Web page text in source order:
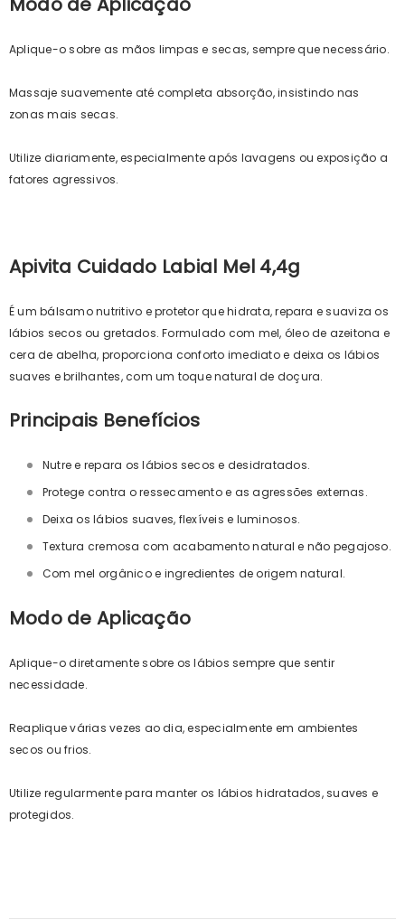
Aplique-o sobre as mãos limpas e secas, sempre que necessário.
Massaje suavemente até completa absorção, insistindo nas
zonas mais secas.
Utilize diariamente, especialmente após lavagens ou exposição a
fatores agressivos.
Apivita Cuidado Labial Mel 4,4g
É um bálsamo nutritivo e protetor que hidrata, repara e suaviza os
lábios secos ou gretados. Formulado com mel, óleo de azeitona e
cera de abelha, proporciona conforto imediato e deixa os lábios
suaves e brilhantes, com um toque natural de doçura.
Principais Benefícios
Nutre e repara os lábios secos e desidratados.
Protege contra o ressecamento e as agressões externas.
Deixa os lábios suaves, flexíveis e luminosos.
Textura cremosa com acabamento natural e não pegajoso.
Com mel orgânico e ingredientes de origem natural.
Modo de Aplicação
Aplique-o diretamente sobre os lábios sempre que sentir
necessidade.
Reaplique várias vezes ao dia, especialmente em ambientes
secos ou frios.
Utilize regularmente para manter os lábios hidratados, suaves e
protegidos.